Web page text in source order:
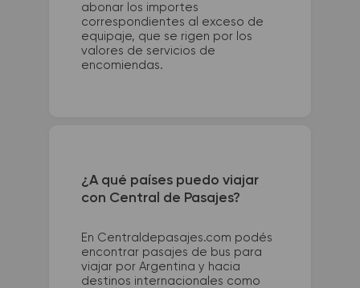
abonar los importes
correspondientes al exceso de
equipaje, que se rigen por los
valores de servicios de
encomiendas.
¿A qué países puedo viajar
con Central de Pasajes?
En Centraldepasajes.com podés
encontrar pasajes de bus para
viajar por Argentina y hacia
destinos internacionales como